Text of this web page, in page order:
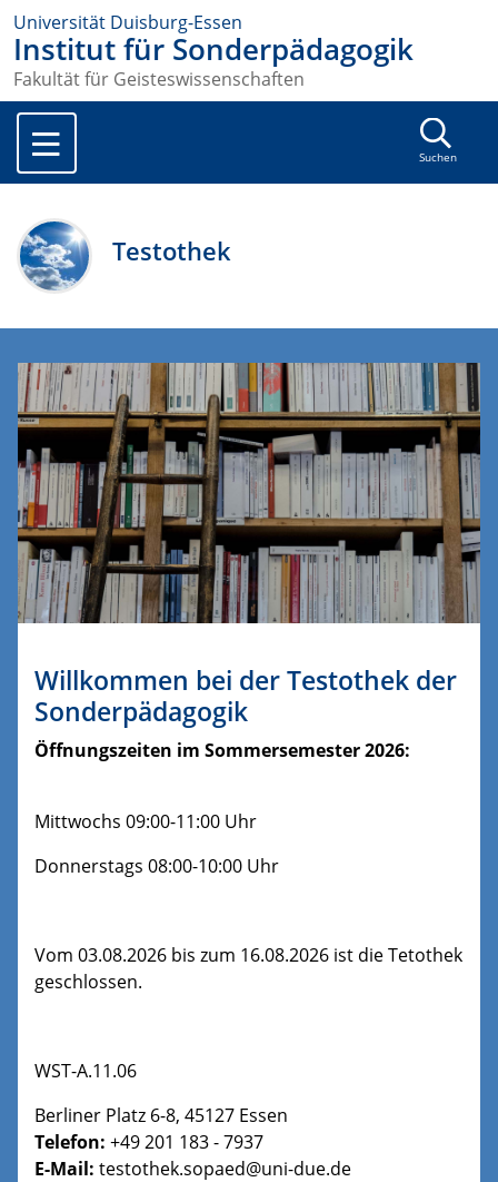
Universität Duisburg-Essen
Institut für Sonderpädagogik
Fakultät für Geisteswissenschaften
Suchen
Testothek
Willkommen bei der Testothek der
Sonderpädagogik
Öffnungszeiten im Sommersemester 2026:
Mittwochs 09:00-11:00 Uhr
Donnerstags 08:00-10:00 Uhr
Vom 03.08.2026 bis zum 16.08.2026 ist die Tetothek
geschlossen.
WST-A.11.06
Berliner Platz 6-8, 45127 Essen
Telefon: +49 201 183 - 7937
E-Mail: testothek.sopaed@uni-due.de